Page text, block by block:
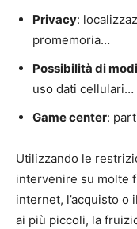
Privacy:
promemoria…
Possibilità di
uso dati cellulari…
Game center:
Utilizzando le
intervenire su molte
internet, l’acquisto o
ai più piccoli, la